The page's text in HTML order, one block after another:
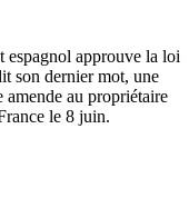
espagnol approuve la loi
son dernier mot, une
au propriétaire
le 8 juin.